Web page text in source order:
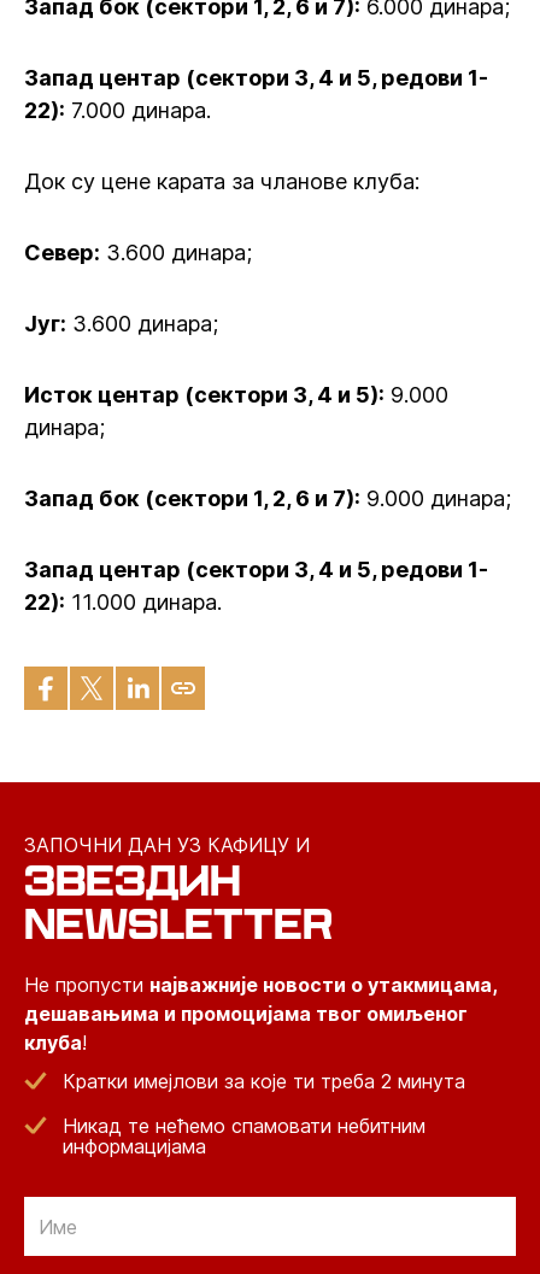
Запад бок (сектори 1, 2, 6 и 7): 6.000 динара;
Запад центар (сектори 3, 4 и 5, редови 1-
22): 7.000 динара.
Док су цене карата за чланове клуба:
Север: 3.600 динара;
Југ: 3.600 динара;
Исток центар (сектори 3, 4 и 5): 9.000
динара;
Запад бок (сектори 1, 2, 6 и 7): 9.000 динара;
Запад центар (сектори 3, 4 и 5, редови 1-
22): 11.000 динара.
ЗАПОЧНИ ДАН УЗ КАФИЦУ И
ЗВЕЗДИН
NEWSLETTER
Не пропусти најважније новости о утакмицама,
дешавањима и промоцијама твог омиљеног
клуба!
Кратки имејлови за које ти треба 2 минута
Никад те нећемо спамовати небитним
информацијама